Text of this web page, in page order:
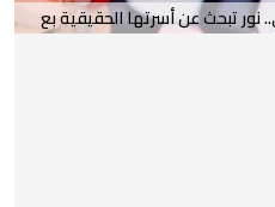
تبحث عن أسرتها الحقيقية بع